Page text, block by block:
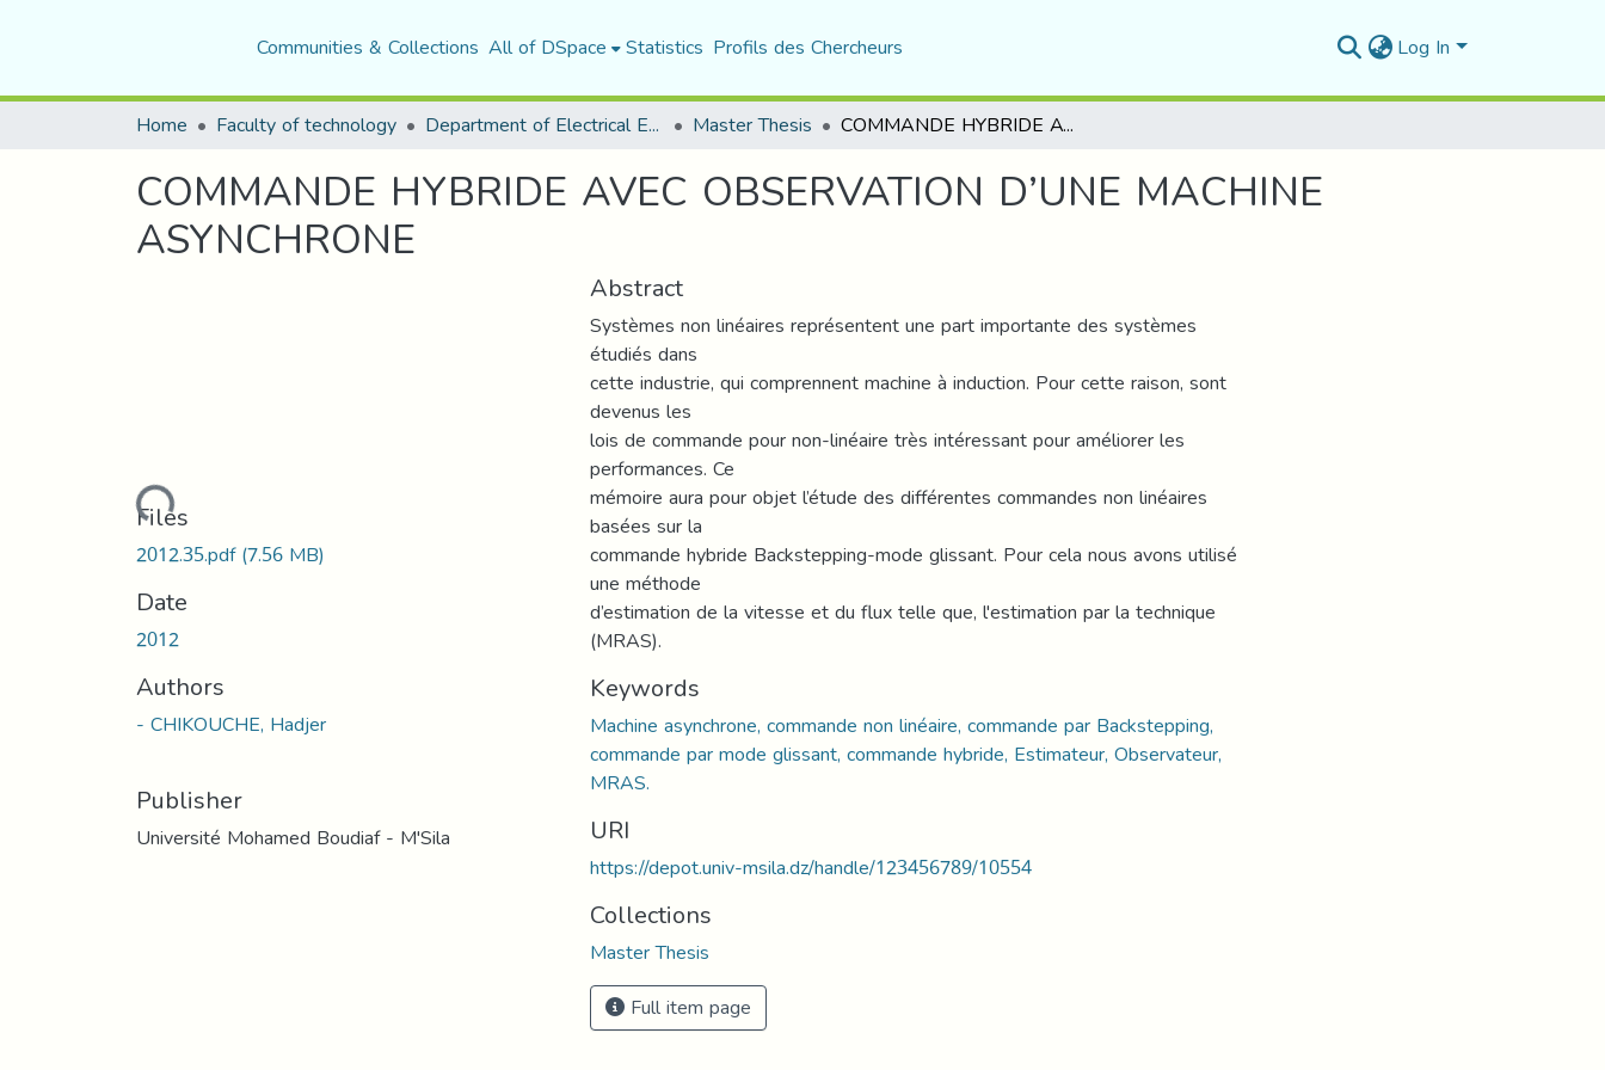
Communities & Collections All of DSpace Statistics Profils des Chercheurs Log In
Home Faculty of technology Department of Electrical Engineering Master Thesis COMMANDE HYBRIDE AVEC OBSERVATION D’UNE MACHINE ASYNCHRONE
COMMANDE HYBRIDE AVEC OBSERVATION D’UNE MACHINE
ASYNCHRONE
Loading...
Files
2012.35.pdf(7.56 MB)
Date
2012
Authors
- CHIKOUCHE, Hadjer
Publisher
Université Mohamed Boudiaf - M'Sila
Abstract
Systèmes non linéaires représentent une part importante des systèmes
étudiés dans
cette industrie, qui comprennent machine à induction. Pour cette raison, sont
devenus les
lois de commande pour non-linéaire très intéressant pour améliorer les
performances. Ce
mémoire aura pour objet l’étude des différentes commandes non linéaires
basées sur la
commande hybride Backstepping-mode glissant. Pour cela nous avons utilisé
une méthode
d’estimation de la vitesse et du flux telle que, l'estimation par la technique
(MRAS).
Keywords
Machine asynchrone, commande non linéaire, commande par Backstepping,
commande par mode glissant, commande hybride, Estimateur, Observateur,
MRAS.
URI
https://depot.univ-msila.dz/handle/123456789/10554
Collections
Master Thesis
Full item page